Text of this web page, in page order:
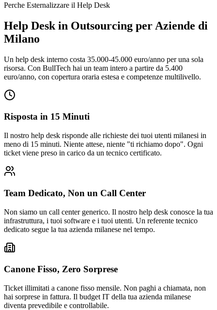
Perche Esternalizzare il Help Desk
Help Desk in Outsourcing per Aziende di
Milano
Un help desk interno costa 35.000-45.000 euro/anno per una sola
risorsa. Con BullTech hai un team intero a partire da 5.400
euro/anno, con copertura oraria estesa e competenze multilivello.
Risposta in 15 Minuti
Il nostro help desk risponde alle richieste dei tuoi utenti milanesi in
meno di 15 minuti. Niente attese, niente "ti richiamo dopo". Ogni
ticket viene preso in carico da un tecnico certificato.
Team Dedicato, Non un Call Center
Non siamo un call center generico. Il nostro help desk conosce la tua
infrastruttura, i tuoi software e i tuoi utenti. Un referente tecnico
dedicato segue la tua azienda milanese nel tempo.
Canone Fisso, Zero Sorprese
Ticket illimitati a canone fisso mensile. Non paghi a chiamata, non
hai sorprese in fattura. Il budget IT della tua azienda milanese
diventa prevedibile e controllabile.